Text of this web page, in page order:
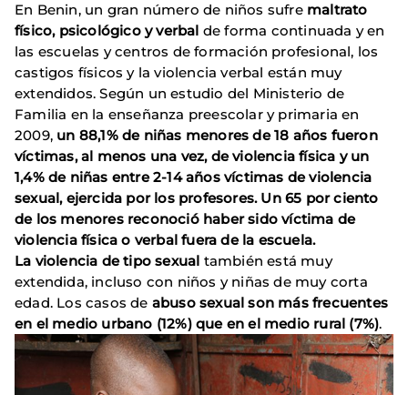
En Benin, un gran número de niños sufre maltrato
físico, psicológico y verbal de forma continuada y en
las escuelas y centros de formación profesional, los
castigos físicos y la violencia verbal están muy
extendidos. Según un estudio del Ministerio de
Familia en la enseñanza preescolar y primaria en
2009, un 88,1% de niñas menores de 18 años fueron
víctimas, al menos una vez, de violencia física y un
1,4% de niñas entre 2-14 años víctimas de violencia
sexual, ejercida por los profesores. Un 65 por ciento
de los menores reconoció haber sido víctima de
violencia física o verbal fuera de la escuela.
La violencia de tipo sexual también está muy
extendida, incluso con niños y niñas de muy corta
edad. Los casos de abuso sexual son más frecuentes
en el medio urbano (12%) que en el medio rural (7%).